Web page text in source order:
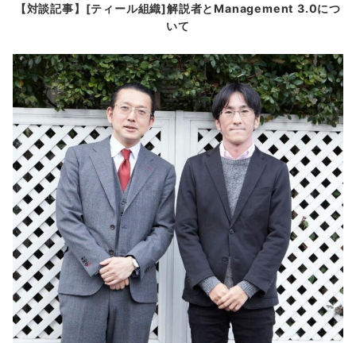
【対談記事】[ティール組織]解説者とManagement 3.0につ
いて